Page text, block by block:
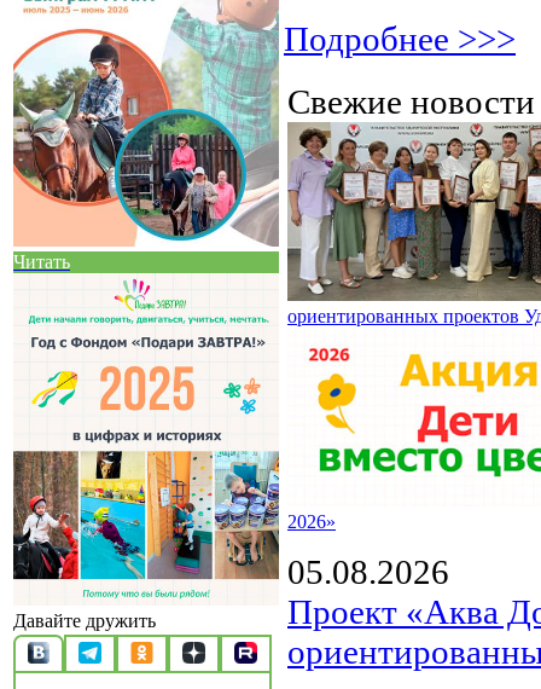
Читать
Давайте дружить
Подробнее >>>
Свежие
ориентированных проектов
2026»
05.08.2026
Проект «Аква